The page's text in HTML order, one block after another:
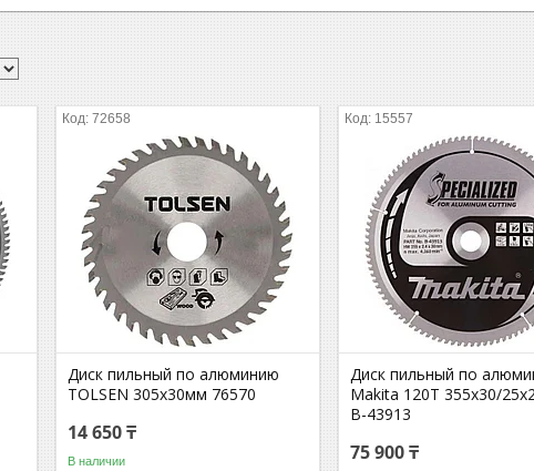
72658
Диск пильный по алюминию
TOLSEN 305x30мм 76570
14 650 ₸
В наличии
15557
Диск пильный по
Makita 120T 355x30/
B-43913
75 900 ₸